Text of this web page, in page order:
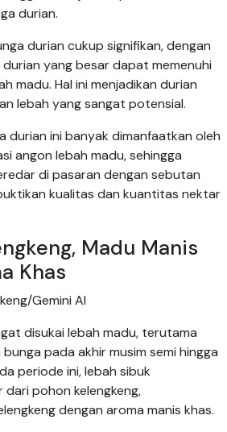
durian.
durian cukup signifikan, dengan
yang besar dapat memenuhi
madu. Hal ini menjadikan durian
lebah yang sangat potensial.
durian ini banyak dimanfaatkan oleh
angon lebah madu, sehingga
di pasaran dengan sebutan
kualitas dan kuantitas nektar
Madu Manis
Khas
Gemini AI
disukai lebah madu, terutama
pada akhir musim semi hingga
periode ini, lebah sibuk
pohon kelengkeng,
dengan aroma manis khas.